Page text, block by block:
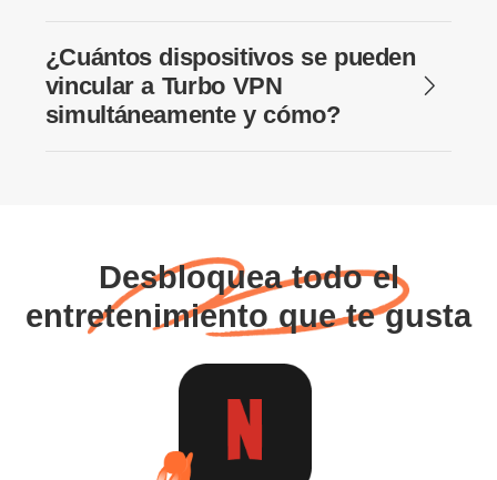
¿Cuántos dispositivos se pueden
vincular a Turbo VPN
simultáneamente y cómo?
Desbloquea todo el
entretenimiento que te gusta